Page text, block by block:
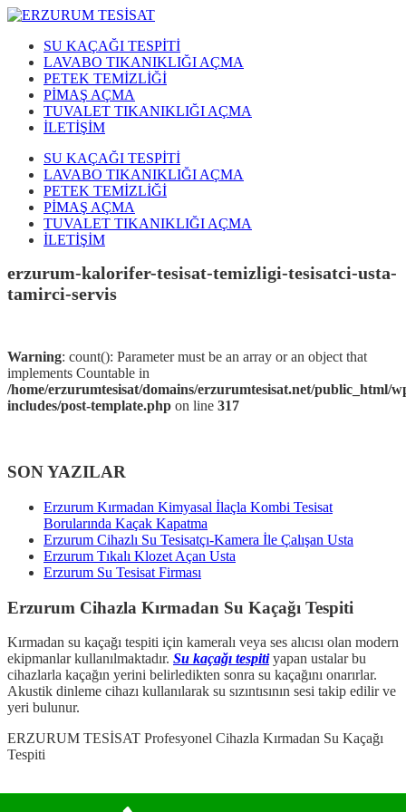
SU KAÇAĞI TESPİTİ
LAVABO TIKANIKLIĞI AÇMA
PETEK TEMİZLİĞİ
PİMAŞ AÇMA
TUVALET TIKANIKLIĞI AÇMA
İLETİŞİM
SU KAÇAĞI TESPİTİ
LAVABO TIKANIKLIĞI AÇMA
PETEK TEMİZLİĞİ
PİMAŞ AÇMA
TUVALET TIKANIKLIĞI AÇMA
İLETİŞİM
erzurum-kalorifer-tesisat-temizligi-tesisatci-usta-
tamirci-servis
Warning: count(): Parameter must be an array or an object that
implements Countable in
/home/erzurumtesisat/domains/erzurumtesisat.net/public_html/
includes/post-template.php on line 317
SON YAZILAR
Erzurum Kırmadan Kimyasal İlaçla Kombi Tesisat
Borularında Kaçak Kapatma
Erzurum Cihazlı Su Tesisatçı-Kamera İle Çalışan Usta
Erzurum Tıkalı Klozet Açan Usta
Erzurum Su Tesisat Firması
Erzurum Cihazla Kırmadan Su Kaçağı Tespiti
Kırmadan su kaçağı tespiti için kameralı veya ses alıcısı olan modern
ekipmanlar kullanılmaktadır. Su kaçağı tespitiyapan ustalar bu
cihazlarla kaçağın yerini belirledikten sonra su kaçağını onarırlar.
Akustik dinleme cihazı kullanılarak su sızıntısının sesi takip edilir ve
yeri bulunur.
ERZURUM TESİSAT Profesyonel Cihazla Kırmadan Su Kaçağı
Tespiti